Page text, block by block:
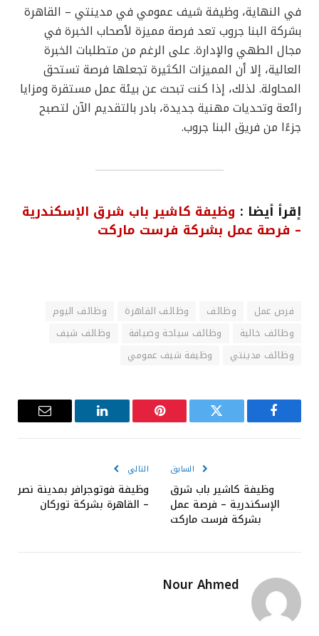
في النهاية، وظيفة شيف عمومي في مدينتي – القاهرة
بشركة البنا جروب تعد فرصة مميزة لأصحاب الخبرة في
مجال الطهي والإدارة. على الرغم من متطلبات الخبرة
العالية، إلا أن المميزات الكثيرة تجعلها فرصة تستحق
المحاولة. لذلك، إذا كنت تبحث عن بيئة عمل مستقرة ومزايا
رائعة وتحديات مهنية جديدة، بادر بالتقديم الآن لتصبح
جزءًا من فريق البنا جروب.
إقرأ أيضا : وظيفة كاشير باب شرق الإسكندرية
– فرصة عمل بشركة فرست ماركت
فرص عمل وظائف وظائف القاهرة
وظائف اليوم
وظائف خالية
وظائف سياحة وضيافة
وظائف شيف
وظائف مدينتي
وظيفة شيف عمومي
فيسبوك تويتر بينتيريست لينكدإن
البريد
السابق
وظيفة كاشير باب شرق
الإسكندرية – فرصة عمل
بشركة فرست ماركت
التالي
وظيفة فوتوجرافر بمدينة نصر
– القاهرة بشركة توركان
Nour Ahmed